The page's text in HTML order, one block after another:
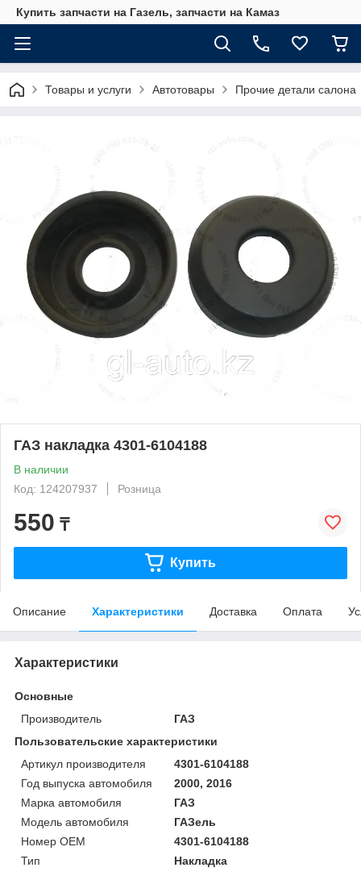
Купить запчасти на Газель, запчасти на Камаз
Товары и услуги Автотовары Прочие детали салона
ГАЗ накладка 4301-6104188
В наличии
Код: 124207937
Розница
550 ₸
Купить
Описание Характеристики Доставка Оплата
Характеристики
Основные
Производитель
ГАЗ
Пользовательские характеристики
Артикул производителя
4301-6104188
Год выпуска автомобиля
2000, 2016
Марка автомобиля
ГАЗ
Модель автомобиля
ГАЗель
Номер OEM
4301-6104188
Тип
Накладка